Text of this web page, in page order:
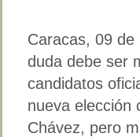
Caracas, 09
duda debe ser
candidatos
nueva elección
Chávez, pero